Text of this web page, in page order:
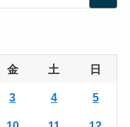
金 土 日
3 4 5